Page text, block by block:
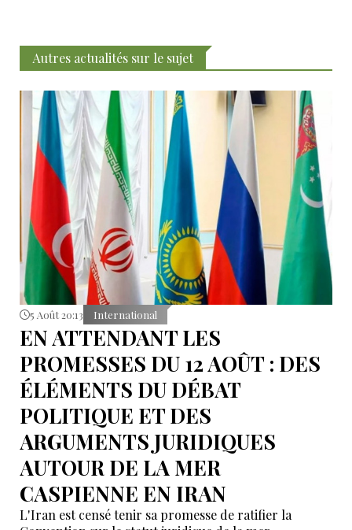
Autres actualités sur le sujet
5 Août 20:13 International
EN ATTENDANT LES
PROMESSES DU 12 AOÛT : DES
ÉLÉMENTS DU DÉBAT
POLITIQUE ET DES
ARGUMENTS JURIDIQUES
AUTOUR DE LA MER
CASPIENNE EN IRAN
L'Iran est censé tenir sa promesse de ratifier la